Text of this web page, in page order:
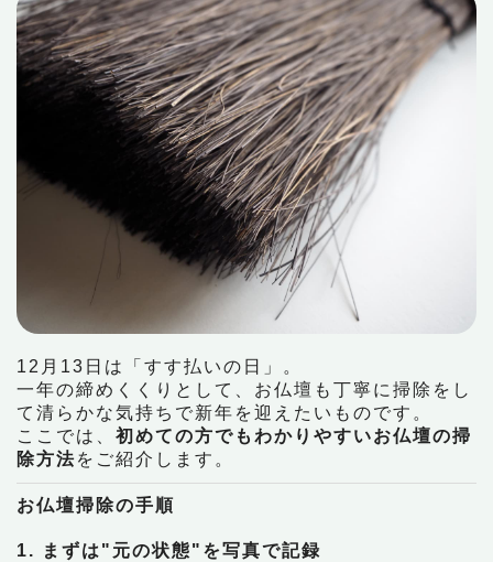
12月13日は「すす払いの日」。
一年の締めくくりとして、お仏壇も丁寧に掃除をし
て清らかな気持ちで新年を迎えたいものです。
ここでは、 初めての方でもわかりやすいお仏壇の掃
除方法をご紹介します。
お仏壇掃除の手順
1. まずは"元の状態"を写真で記録